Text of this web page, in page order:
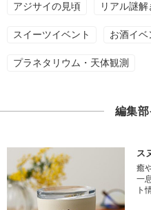
アジサイの見頃 リアル謎解
スイーツイベント お酒イベ
プラネタリウム・天体観測
編集
ス
癒
一
ト